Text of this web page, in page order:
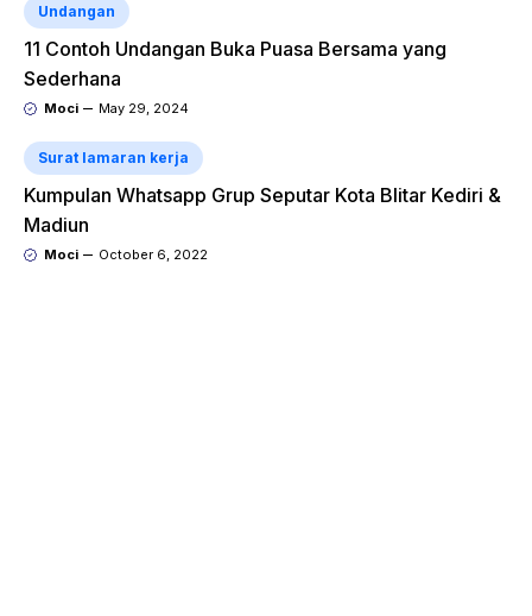
Undangan
11 Contoh Undangan Buka Puasa Bersama yang
Sederhana
Moci May 29, 2024
Surat lamaran kerja
Kumpulan Whatsapp Grup Seputar Kota Blitar Kediri &
Madiun
Moci October 6, 2022